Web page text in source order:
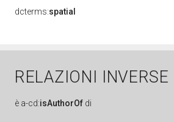
dcterms:spatial
RELAZIONI INVERSE
è a-cd:isAuthorOf di